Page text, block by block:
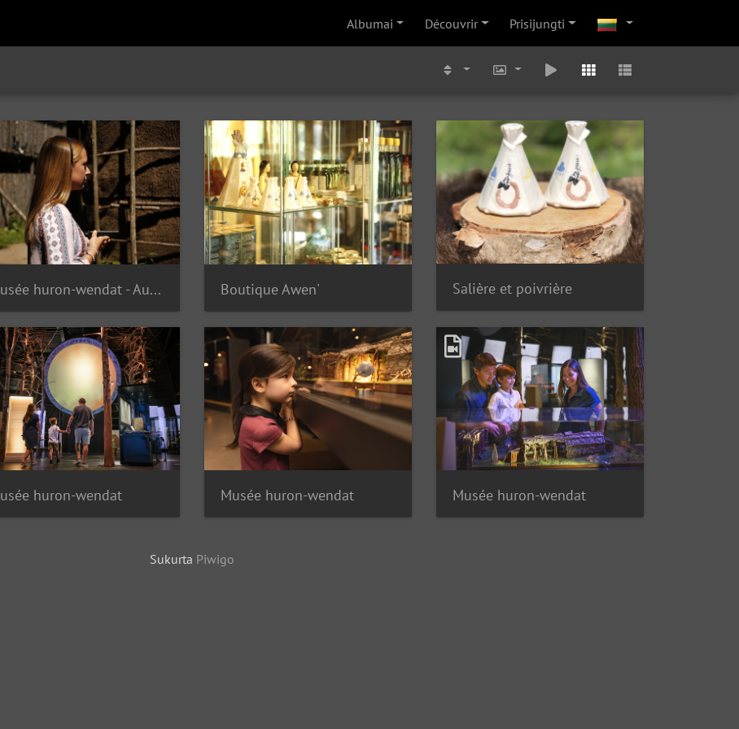
Albumai Découvrir Prisijungti
Musée huron-wendat - Audioguide Boutique Awen' Salière et poivrière
huron-wendat Musée huron-wendat Musée huron-wendat
Sukurta Piwigo